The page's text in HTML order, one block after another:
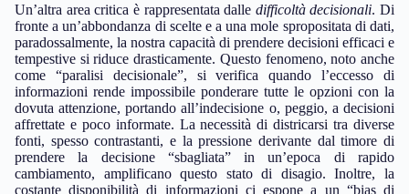
Un’altra area critica è rappresentata dalle difficoltà decisionali. Di
fronte a un’abbondanza di scelte e a una mole spropositata di dati,
paradossalmente, la nostra capacità di prendere decisioni efficaci e
tempestive si riduce drasticamente. Questo fenomeno, noto anche
come “paralisi decisionale”, si verifica quando l’eccesso di
informazioni rende impossibile ponderare tutte le opzioni con la
dovuta attenzione, portando all’indecisione o, peggio, a decisioni
affrettate e poco informate. La necessità di districarsi tra diverse
fonti, spesso contrastanti, e la pressione derivante dal timore di
prendere la decisione “sbagliata” in un’epoca di rapido
cambiamento, amplificano questo stato di disagio. Inoltre, la
costante disponibilità di informazioni ci espone a un “bias di